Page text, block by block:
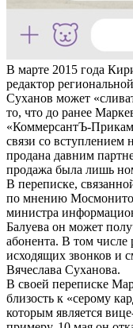
В марте 2015 года
редактор
Суханов может
то, что до ранее
«КоммерсантЪ-
связи со вступлением
продана давним
продажа была лишь
В переписке,
по мнению
министра
Балуева он может
абонента. В том
исходящих звонков и
Вячеслава Суханова.
В своей переписке
близость к «серому
которым является